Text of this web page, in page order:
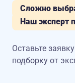
Сложно
Наш эксперт
Оставьте
подборку от